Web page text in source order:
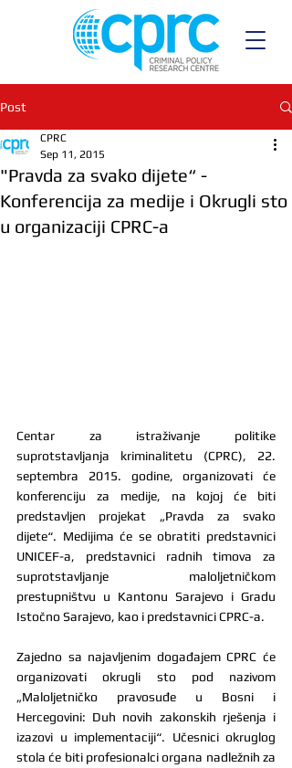
Post
"Pravda za svako dijete“ -
Konferencija za medije i Okrugli sto
u organizaciji CPRC-a
CPRC
Sep 11, 2015
Centar za istraživanje politike
suprotstavljanja kriminalitetu (CPRC), 22.
septembra 2015. godine, organizovati će
konferenciju za medije, na kojoj će biti
predstavljen projekat „Pravda za svako
dijete“. Medijima će se obratiti predstavnici
UNICEF-a, predstavnici radnih timova za
suprotstavljanje maloljetničkom
prestupništvu u Kantonu Sarajevo i Gradu
Istočno Sarajevo, kao i predstavnici CPRC-a.
Zajedno sa najavljenim događajem CPRC će
organizovati okrugli sto pod nazivom
„Maloljetničko pravosuđe u Bosni i
Hercegovini: Duh novih zakonskih rješenja i
izazovi u implementaciji“. Učesnici okruglog
stola će biti profesionalci organa nadležnih za